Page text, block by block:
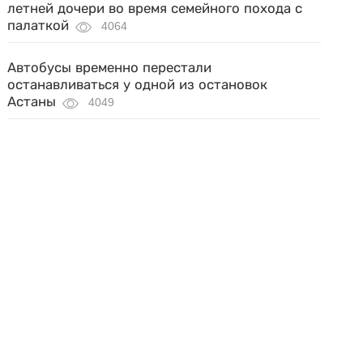
летней дочери во время семейного похода с
палаткой
4064
Автобусы временно перестали
останавливаться у одной из остановок
Астаны
4049